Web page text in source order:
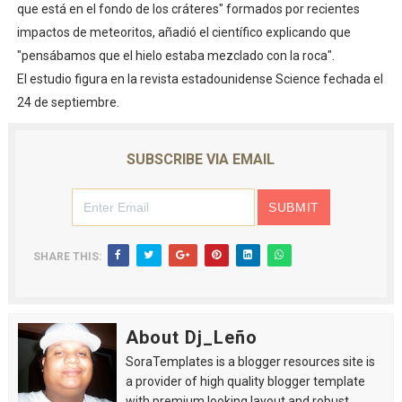
que está en el fondo de los cráteres" formados por recientes
impactos de meteoritos, añadió el científico explicando que
"pensábamos que el hielo estaba mezclado con la roca".
El estudio figura en la revista estadounidense Science fechada el
24 de septiembre.
SUBSCRIBE VIA EMAIL
SHARE THIS:
About Dj_Leño
SoraTemplates is a blogger resources site is
a provider of high quality blogger template